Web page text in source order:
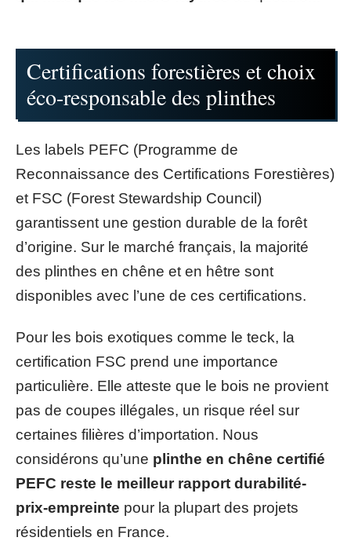
Certifications forestières et choix
éco-responsable des plinthes
Les labels PEFC (Programme de
Reconnaissance des Certifications Forestières)
et FSC (Forest Stewardship Council)
garantissent une gestion durable de la forêt
d’origine. Sur le marché français, la majorité
des plinthes en chêne et en hêtre sont
disponibles avec l’une de ces certifications.
Pour les bois exotiques comme le teck, la
certification FSC prend une importance
particulière. Elle atteste que le bois ne provient
pas de coupes illégales, un risque réel sur
certaines filières d’importation. Nous
considérons qu’une plinthe en chêne certifié
PEFC reste le meilleur rapport durabilité-
prix-empreinte pour la plupart des projets
résidentiels en France.